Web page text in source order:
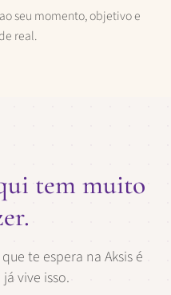
seu momento, objetivo e
real.
tem muito
te espera na Aksis é
vive isso.